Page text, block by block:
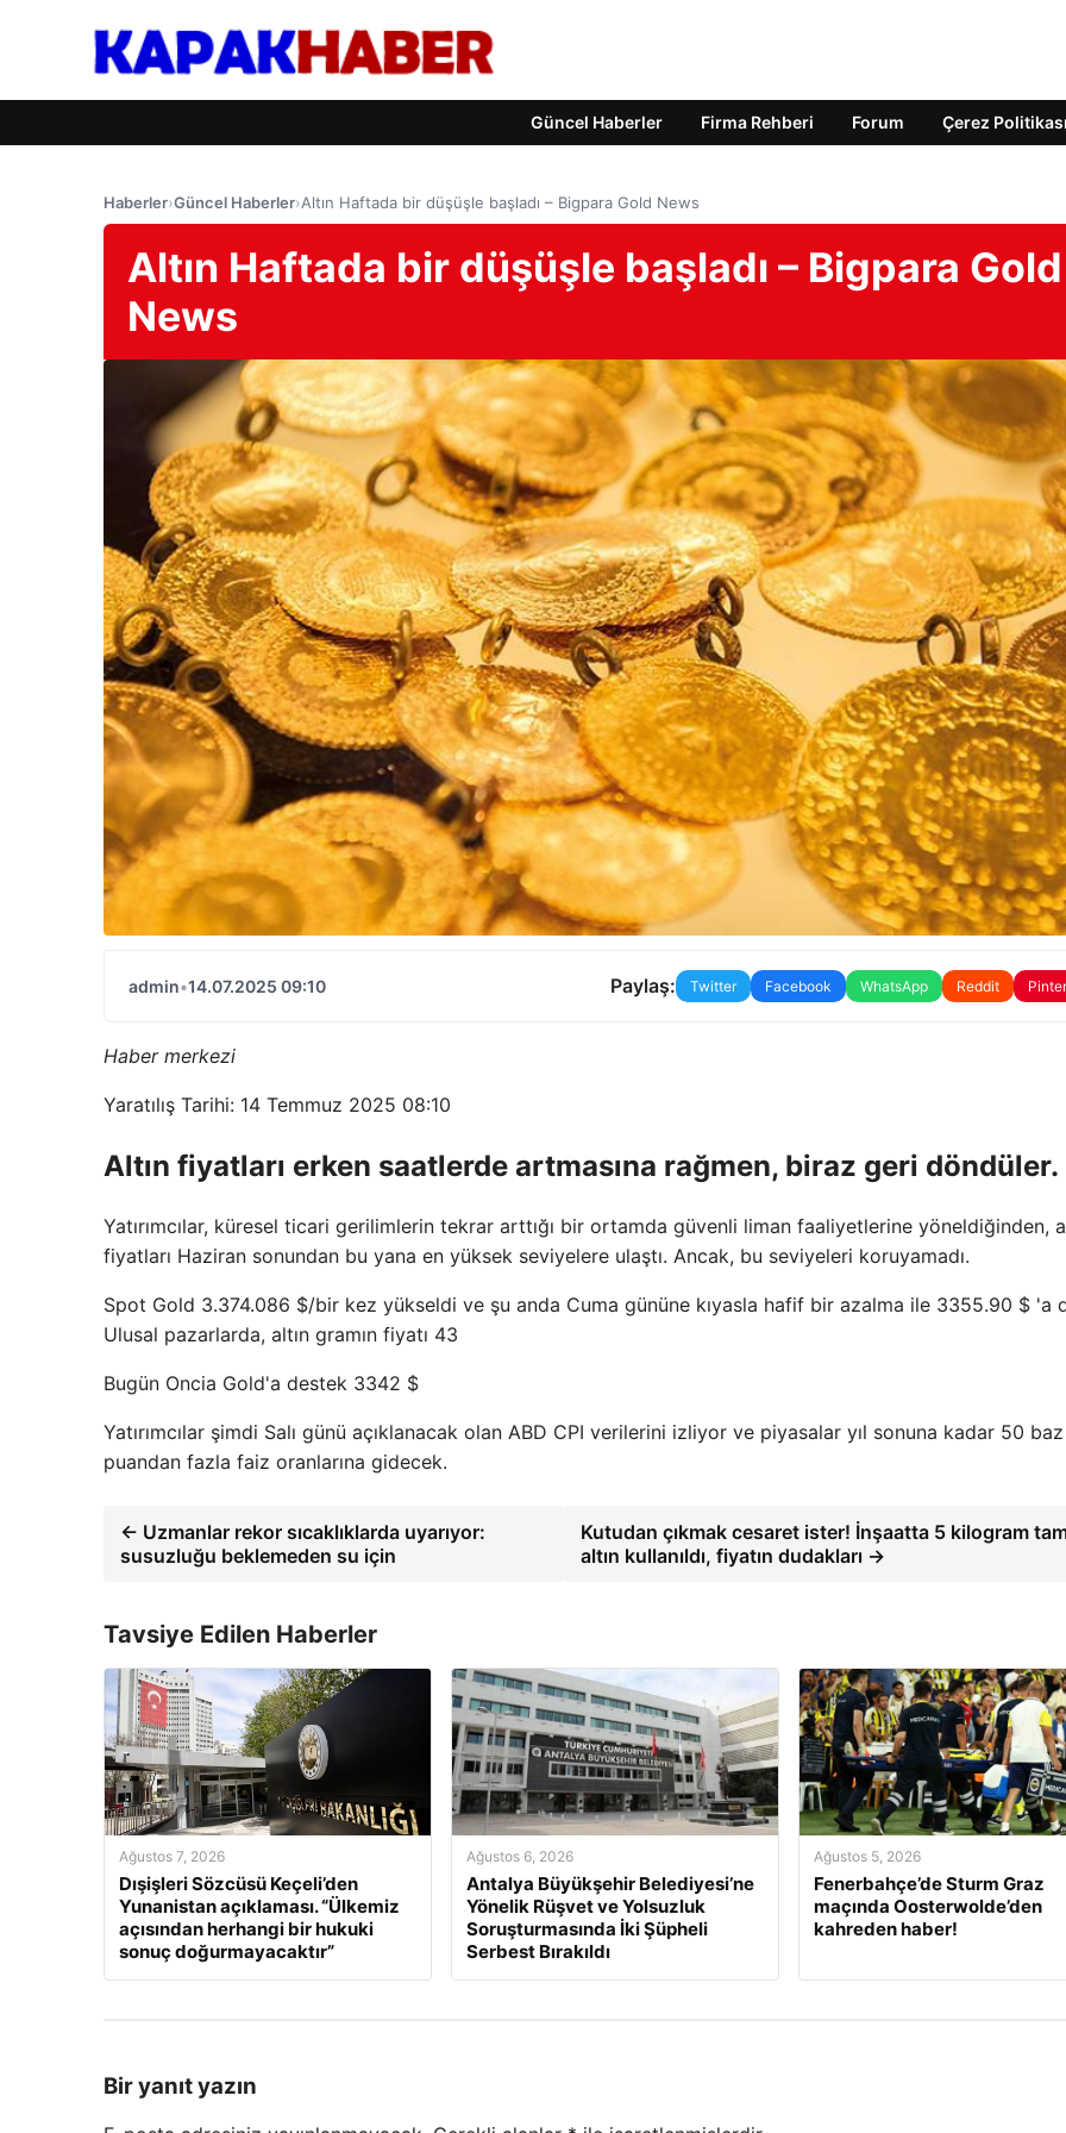
Güncel Haberler Firma Rehberi Forum Çerez Politikası
Haberler›Güncel Haberler›Altın Haftada bir düşüşle başladı – Bigpara Gold News
Altın Haftada bir düşüşle başladı – Bigpara Gold
News
admin•14.07.2025 09:10 Paylaş: Twitter Facebook WhatsApp Reddit
Haber merkezi
Yaratılış Tarihi: 14 Temmuz 2025 08:10
Altın fiyatları erken saatlerde artmasına rağmen, biraz geri döndüler.
Yatırımcılar, küresel ticari gerilimlerin tekrar arttığı bir ortamda güvenli liman faaliyetlerine yöneldiğinden,
fiyatları Haziran sonundan bu yana en yüksek seviyelere ulaştı. Ancak, bu seviyeleri koruyamadı.
Spot Gold 3.374.086 $/bir kez yükseldi ve şu anda Cuma gününe kıyasla hafif bir azalma ile 3355.90 $ 'a
Ulusal pazarlarda, altın gramın fiyatı 43
Bugün Oncia Gold'a destek 3342 $
Yatırımcılar şimdi Salı günü açıklanacak olan ABD CPI verilerini izliyor ve piyasalar yıl sonuna kadar 50 baz
puandan fazla faiz oranlarına gidecek.
← Uzmanlar rekor sıcaklıklarda uyarıyor:
susuzluğu beklemeden su için
Kutudan çıkmak cesaret ister! İnşaatta 5 kilogram
altın kullanıldı, fiyatın dudakları →
Tavsiye Edilen Haberler
Ağustos 7, 2026
Dışişleri Sözcüsü Keçeli’den
Yunanistan açıklaması. “Ülkemiz
açısından herhangi bir hukuki
sonuç doğurmayacaktır”
Ağustos 6, 2026
Antalya Büyükşehir Belediyesi’ne
Yönelik Rüşvet ve Yolsuzluk
Soruşturmasında İki Şüpheli
Serbest Bırakıldı
Ağustos 5, 2026
Fenerbahçe’de Sturm Graz
maçında Oosterwolde’den
kahreden haber!
Bir yanıt yazın